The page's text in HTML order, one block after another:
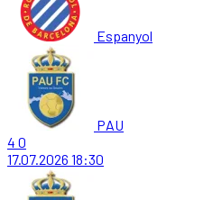
Espanyol
PAU
4 0
17.07.2026 18:30